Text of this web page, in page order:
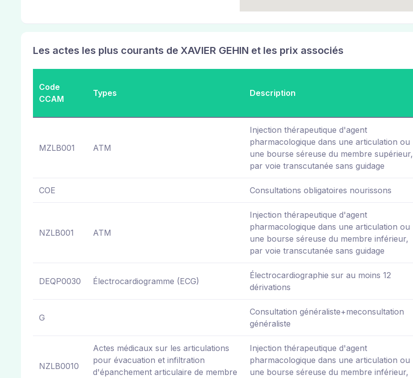
Les actes les plus courants de XAVIER GEHIN et les prix associés
Code
CCAM
Types Description
MZLB001 ATM
Injection thérapeutique d'agent
pharmacologique dans une articulation ou
une bourse séreuse du membre supérieur,
par voie transcutanée sans guidage
COE Consultations obligatoires nourissons
NZLB001 ATM
Injection thérapeutique d'agent
pharmacologique dans une articulation ou
une bourse séreuse du membre inférieur,
par voie transcutanée sans guidage
DEQP0030 Électrocardiogramme (ECG)
Électrocardiographie sur au moins 12
dérivations
G
Consultation généraliste+meconsultation
généraliste
NZLB0010
Actes médicaux sur les articulations
pour évacuation et infiltration
d'épanchement articulaire de membre
Injection thérapeutique d'agent
pharmacologique dans une articulation ou
une bourse séreuse du membre inférieur,